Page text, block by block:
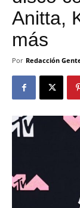
Anitta,
más
Por Redacción